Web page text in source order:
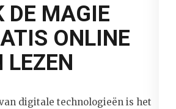
DE MAGIE
ONLINE
LEZEN
digitale technologieën is het